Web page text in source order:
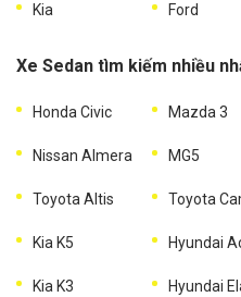
Kia Ford
Xe Sedan tìm kiếm nhiều
Honda Civic Mazda 3
Nissan Almera MG5
Toyota Altis Toyota
Kia K5 Hyundai
Kia K3 Hyundai